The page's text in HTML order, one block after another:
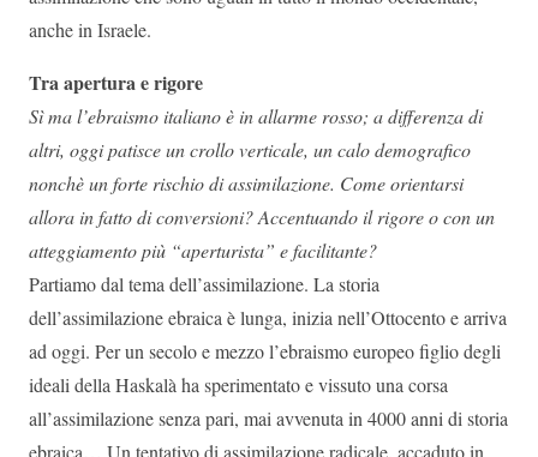
anche in Israele.
Tra apertura e rigore
Sì ma l’ebraismo italiano è in allarme rosso; a differenza di
altri, oggi patisce un crollo verticale, un calo demografico
nonchè un forte rischio di assimilazione. Come orientarsi
allora in fatto di conversioni? Accentuando il rigore o con un
atteggiamento più “aperturista” e facilitante?
Partiamo dal tema dell’assimilazione. La storia
dell’assimilazione ebraica è lunga, inizia nell’Ottocento e arriva
ad oggi. Per un secolo e mezzo l’ebraismo europeo figlio degli
ideali della Haskalà ha sperimentato e vissuto una corsa
all’assimilazione senza pari, mai avvenuta in 4000 anni di storia
ebraica… Un tentativo di assimilazione radicale, accaduto in